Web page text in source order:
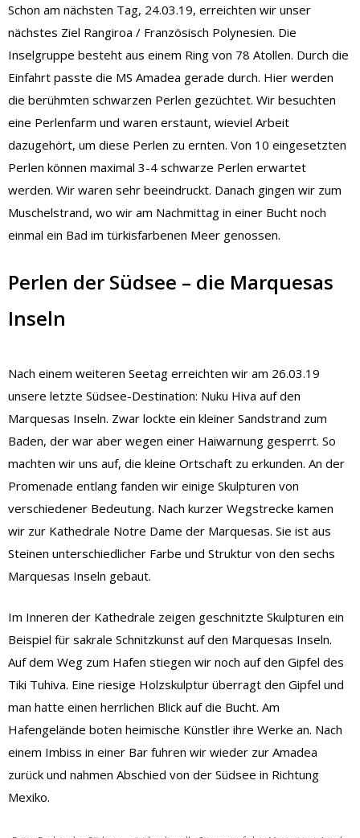
Schon am nächsten Tag, 24.03.19, erreichten wir unser
nächstes Ziel Rangiroa / Französisch Polynesien. Die
Inselgruppe besteht aus einem Ring von 78 Atollen. Durch die
Einfahrt passte die MS Amadea gerade durch. Hier werden
die berühmten schwarzen Perlen gezüchtet. Wir besuchten
eine Perlenfarm und waren erstaunt, wieviel Arbeit
dazugehört, um diese Perlen zu ernten. Von 10 eingesetzten
Perlen können maximal 3-4 schwarze Perlen erwartet
werden. Wir waren sehr beeindruckt. Danach gingen wir zum
Muschelstrand, wo wir am Nachmittag in einer Bucht noch
einmal ein Bad im türkisfarbenen Meer genossen.
Perlen der Südsee – die Marquesas
Inseln
Nach einem weiteren Seetag erreichten wir am 26.03.19
unsere letzte Südsee-Destination: Nuku Hiva auf den
Marquesas Inseln. Zwar lockte ein kleiner Sandstrand zum
Baden, der war aber wegen einer Haiwarnung gesperrt. So
machten wir uns auf, die kleine Ortschaft zu erkunden. An der
Promenade entlang fanden wir einige Skulpturen von
verschiedener Bedeutung. Nach kurzer Wegstrecke kamen
wir zur Kathedrale Notre Dame der Marquesas. Sie ist aus
Steinen unterschiedlicher Farbe und Struktur von den sechs
Marquesas Inseln gebaut.
Im Inneren der Kathedrale zeigen geschnitzte Skulpturen ein
Beispiel für sakrale Schnitzkunst auf den Marquesas Inseln.
Auf dem Weg zum Hafen stiegen wir noch auf den Gipfel des
Tiki Tuhiva. Eine riesige Holzskulptur überragt den Gipfel und
man hatte einen herrlichen Blick auf die Bucht. Am
Hafengelände boten heimische Künstler ihre Werke an. Nach
einem Imbiss in einer Bar fuhren wir wieder zur Amadea
zurück und nahmen Abschied von der Südsee in Richtung
Mexiko.